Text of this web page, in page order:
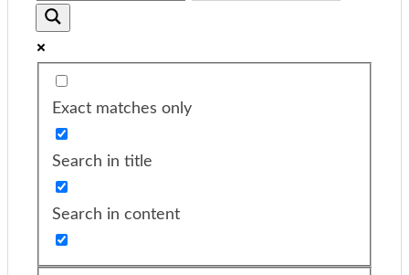
Exact matches only
Search in title
Search in content